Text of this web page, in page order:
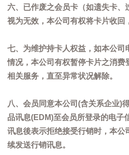
六、已作废之会员卡（如遗失卡、
视为无效，本公司有权将卡片收回
七、为维护持卡人权益，如本公司
情况，本公司有权暂停卡片之消费
相关服务，直至异常状况解除。
八、会员同意本公司(含关系企业)
品讯息(EDM)至会员所登录的电子
讯息後表示拒绝接受行销时，本公
续发送行销讯息。